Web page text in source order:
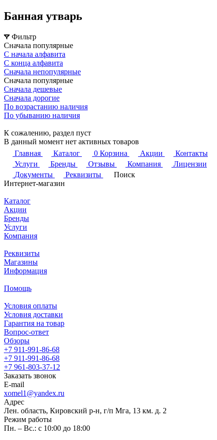
Банная утварь
Фильтр
Сначала популярные
С начала алфавита
С конца алфавита
Сначала непопулярные
Сначала популярные
Сначала дешевые
Сначала дорогие
По возрастанию наличия
По убыванию наличия
К сожалению, раздел пуст
В данный момент нет активных товаров
Главная
Каталог 0 Корзина Акции
Контакты
Услуги
Бренды Отзывы Компания
Лицензии
Документы
Реквизиты
Поиск
Интернет-магазин
Каталог
Акции
Бренды
Услуги
Компания
Реквизиты
Магазины
Информация
Помощь
Условия оплаты
Условия доставки
Гарантия на товар
Вопрос-ответ
Обзоры
+7 911-991-86-68
+7 911-991-86-68
+7 961-803-37-12
Заказать звонок
E-mail
xomel1@yandex.ru
Адрес
Лен. область, Кировский р-н, г/п Мга, 13 км. д. 2
Режим работы
Пн. – Вс.: с 10:00 до 18:00